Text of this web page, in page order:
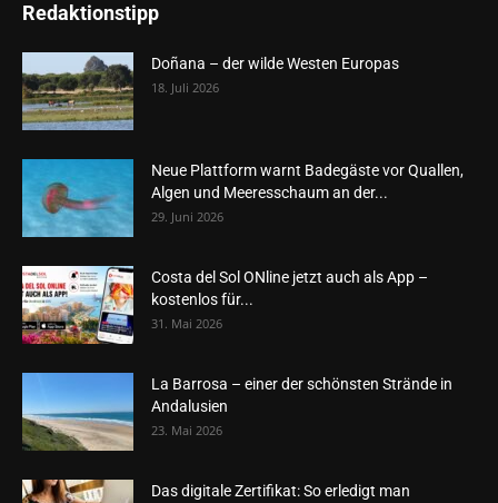
Redaktionstipp
Doñana – der wilde Westen Europas
18. Juli 2026
Neue Plattform warnt Badegäste vor Quallen,
Algen und Meeresschaum an der...
29. Juni 2026
Costa del Sol ONline jetzt auch als App –
kostenlos für...
31. Mai 2026
La Barrosa – einer der schönsten Strände in
Andalusien
23. Mai 2026
Das digitale Zertifikat: So erledigt man